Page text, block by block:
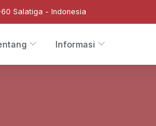
Salatiga - Indonesia
Informasi